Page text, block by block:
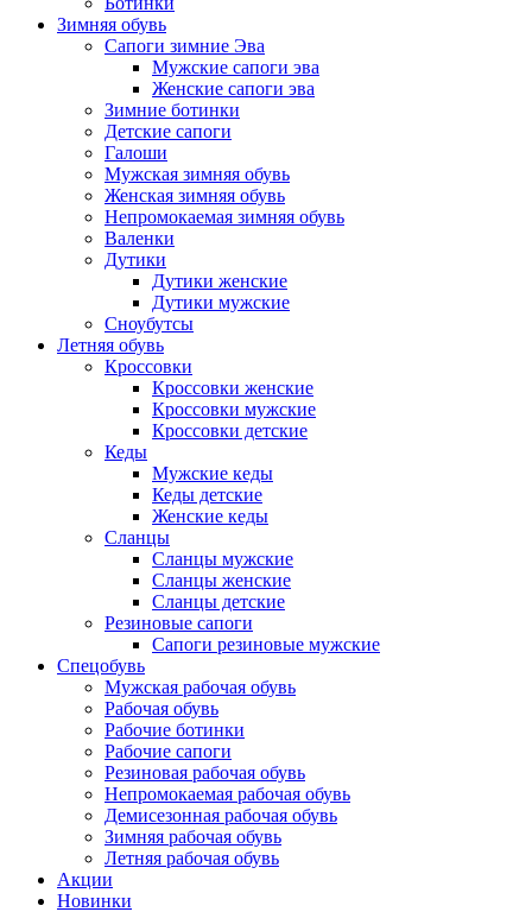
Зимняя обувь
Сапоги зимние Эва
Мужские сапоги эва
Женские сапоги эва
Зимние ботинки
Детские сапоги
Галоши
Мужская зимняя обувь
Женская зимняя обувь
Непромокаемая зимняя обувь
Валенки
Дутики
Дутики женские
Дутики мужские
Сноубутсы
Летняя обувь
Кроссовки
Кроссовки женские
Кроссовки мужские
Кроссовки детские
Кеды
Мужские кеды
Кеды детские
Женские кеды
Сланцы
Сланцы мужские
Сланцы женские
Сланцы детские
Резиновые сапоги
Сапоги резиновые мужские
Спецобувь
Мужская рабочая обувь
Рабочая обувь
Рабочие ботинки
Рабочие сапоги
Резиновая рабочая обувь
Непромокаемая рабочая обувь
Демисезонная рабочая обувь
Зимняя рабочая обувь
Летняя рабочая обувь
Акции
Новинки